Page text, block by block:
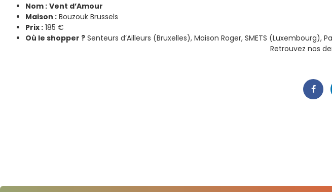
Nom : Vent d’Amour
Maison : Bouzouk Brussels
Prix : 185 €
Où le shopper ? Senteurs d’Ailleurs (Bruxelles), Maison Roger, SMETS
Retrouvez nos